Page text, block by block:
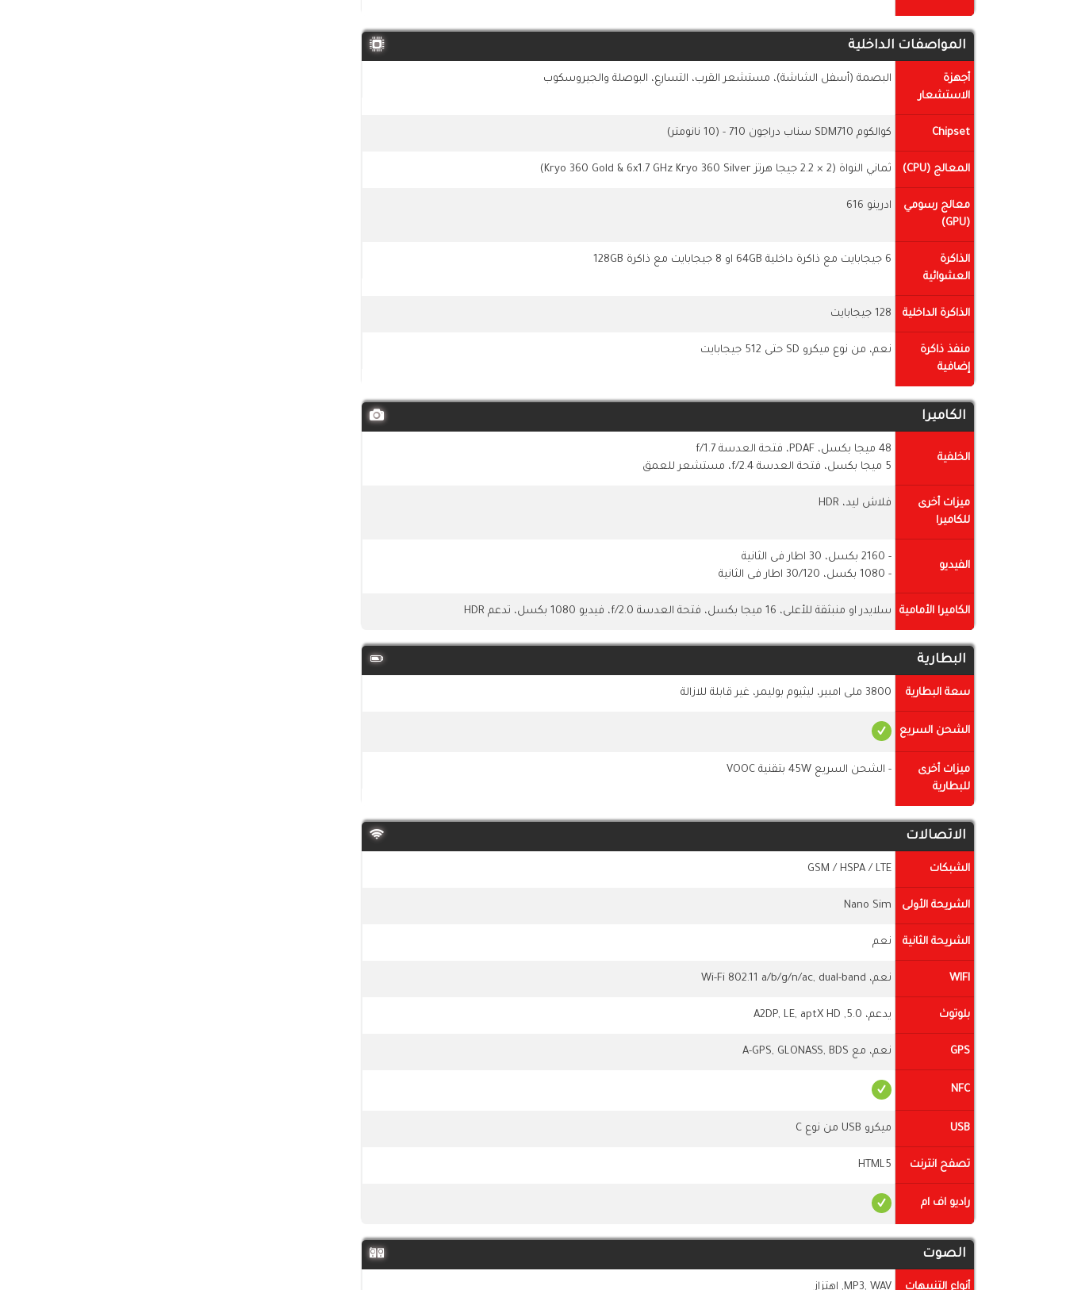
المواصفات الداخلية
أجهزة
الاستشعار
البصمة (أسفل الشاشة)، مستشعر القرب، التسارع، البوصلة والجيروسكوب
Chipset كوالكوم SDM710 سناب دراجون 710 - (10 نانومتر)
المعالج (CPU) ثماني النواة (2 × 2.2 جيجا هرتز Kryo 360 Gold & 6x1.7 GHz Kryo 360 Silver)
معالج رسومي
(GPU)
ادرينو 616
الذاكرة
العشوائية
6 جيجابايت مع ذاكرة داخلية 64GB او 8 جيجابايت مع ذاكرة 128GB
الذاكرة الداخلية 128 جيجابايت
منفذ ذاكرة
إضافية
نعم، من نوع ميكرو SD حتى 512 جيجابايت
الكاميرا
الخلفية
48 ميجا بكسل، PDAF، فتحة العدسة f/1.7
5 ميجا بكسل، فتحة العدسة f/2.4، مستشعر للعمق
ميزات أخرى
للكاميرا
فلاش ليد، HDR
الفيديو
- 2160 بكسل، 30 اطار فى الثانية
- 1080 بكسل، 30/120 اطار فى الثانية
الكاميرا الأمامية سلايدر او منبثقة للأعلى، 16 ميجا بكسل، فتحة العدسة f/2.0، فيديو 1080 بكسل، تدعم HDR
البطارية
سعة البطارية 3800 ملى امبير، ليثيوم بوليمر، غير قابلة للازالة
الشحن السريع
ميزات أخرى
للبطارية
- الشحن السريع 45W بتقنية VOOC
الاتصالات
الشبكات GSM / HSPA / LTE
الشريحة الأولى Nano Sim
الشريحة الثانية نعم
WIFI نعم، Wi-Fi 802.11 a/b/g/n/ac, dual-band
بلوتوث يدعم، 5.0, A2DP, LE, aptX HD
GPS نعم، مع A-GPS, GLONASS, BDS
NFC
USB ميكرو USB من نوع C
تصفح انترنت HTML5
راديو اف ام
الصوت
أنواع التنبيهات MP3, WAV, اهتزاز